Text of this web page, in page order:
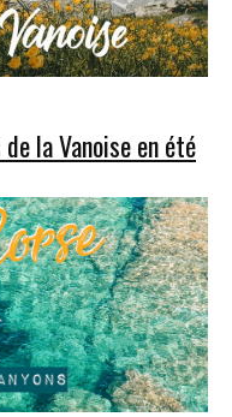
la Vanoise en été